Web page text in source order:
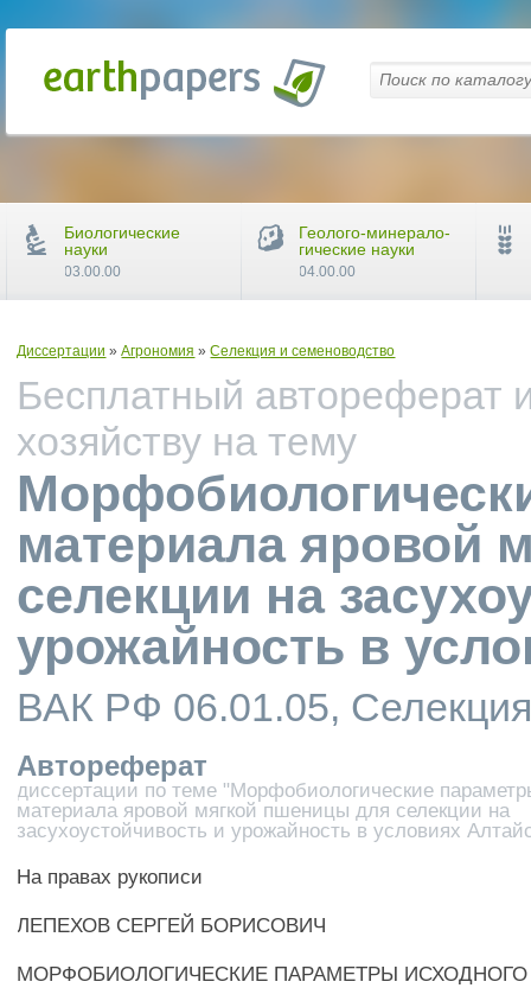
Диссертации »Агрономия »Селекция и семеноводство
Бесплатный автореферат
хозяйству на тему
материала яровой
селекции на
урожайность в
ВАК РФ 06.01.05,
Автореферат
диссертации по теме "Морфобиологические
материала яровой мягкой пшеницы для селекции на
засухоустойчивость и урожайность в условиях
На правах рукописи
ЛЕПЕХОВ СЕРГЕЙ БОРИСОВИЧ
МОРФОБИОЛОГИЧЕСКИЕ ПАРАМЕТРЫ ИСХОДНОГО
Биологические
науки
03.00.00
Геолого-минерало-
гические науки
04.00.00